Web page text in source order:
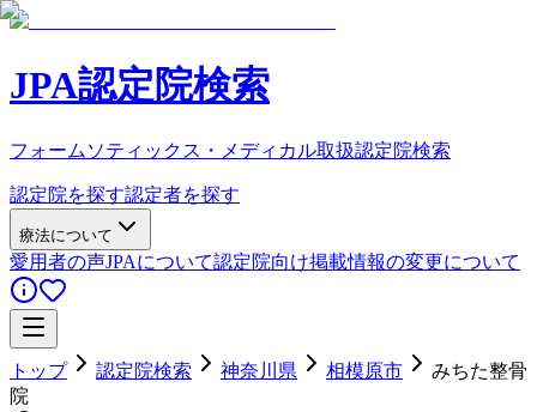
JPA認定院検索
フォームソティックス・メディカル取扱認定院検索
認定院を探す認定者を探す
療法について
愛用者の声JPAについて認定院向け掲載情報の変更について
トップ 認定院検索 神奈川県 相模原市
みちた整骨
院